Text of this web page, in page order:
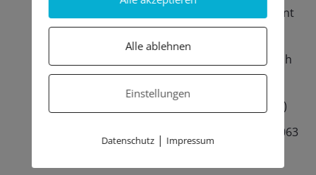
Fachwirt für Reinigung und Hygienemanagent
staatl. geprüfter Desinfektor, zertifiziert nach
EN ISO/IEC 17024
Hygienebeauftragter (Pflege & Gesundheit)
Fachkraft für Hygienesicherung gem. DIN 13063
Alle ablehnen
Einstellungen
Datenschutz| Impressum